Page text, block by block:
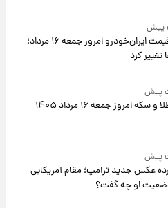
جدول قیمت ایران‌خودرو امروز جمعه ۱۶ مرداد؛
کرد
قیمت طلا و سکه امروز جمعه ۱۶ مرداد ۱۴۰۵
عکس جدید ترامپ؛ مقام آمریکایی
وضعیت او چه گفت؟